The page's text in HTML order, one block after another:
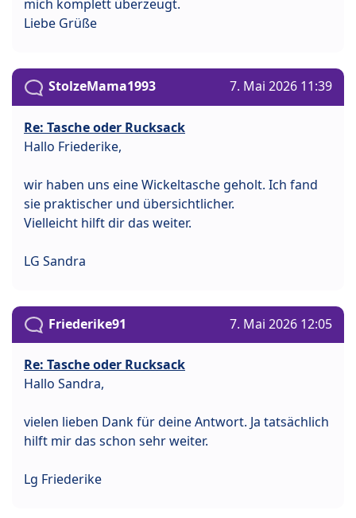
mich komplett überzeugt.
Liebe Grüße
StolzeMama1993 7. Mai 2026 11:39
Re: Tasche oder Rucksack
Hallo Friederike,
wir haben uns eine Wickeltasche geholt. Ich fand
sie praktischer und übersichtlicher.
Vielleicht hilft dir das weiter.
LG Sandra
Friederike91 7. Mai 2026 12:05
Re: Tasche oder Rucksack
Hallo Sandra,
vielen lieben Dank für deine Antwort. Ja tatsächlich
hilft mir das schon sehr weiter.
Lg Friederike